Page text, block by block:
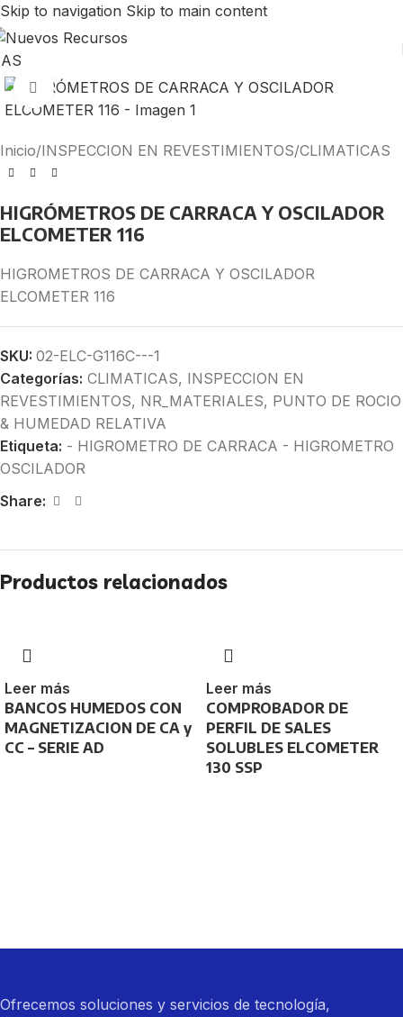
Skip to navigation Skip to main content
Click to enlarge
Inicio/INSPECCION EN REVESTIMIENTOS/CLIMATICAS
HIGRÓMETROS DE CARRACA Y OSCILADOR
ELCOMETER 116
HIGROMETROS DE CARRACA Y OSCILADOR
ELCOMETER 116
SKU: 02-ELC-G116C---1
Categorías: CLIMATICAS, INSPECCION EN
REVESTIMIENTOS, NR_MATERIALES, PUNTO DE ROCIO
& HUMEDAD RELATIVA
Etiqueta: - HIGROMETRO DE CARRACA - HIGROMETRO
OSCILADOR
Share:
Productos relacionados
Leer más
BANCOS HUMEDOS CON
MAGNETIZACION DE CA y
CC – SERIE AD
Leer más
COMPROBADOR DE
PERFIL DE SALES
SOLUBLES ELCOMETER
130 SSP
Ofrecemos soluciones y servicios de tecnología,